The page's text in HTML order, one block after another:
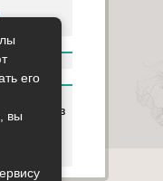
вы
анализ
его
вы